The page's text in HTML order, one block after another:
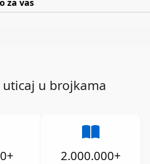
za vas
uticaj u brojkama
+ 2.000.000+